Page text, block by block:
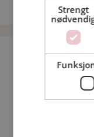
Date menn i Norge
Bli
Strengt